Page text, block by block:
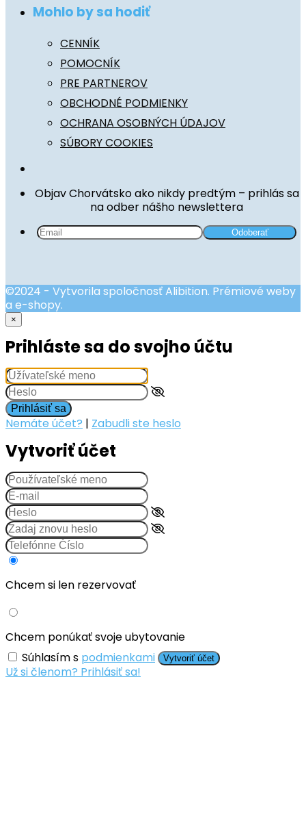
Mohlo by sa hodiť
CENNÍK
POMOCNÍK
PRE PARTNEROV
OBCHODNÉ PODMIENKY
OCHRANA OSOBNÝCH ÚDAJOV
SÚBORY COOKIES
Objav Chorvátsko ako nikdy predtým – prihlás sa
na odber nášho newslettera
©2024 - Vytvorila spoločnosť Alibition. Prémiové weby
a e-shopy.
×
Prihláste sa do svojho účtu
Prihlásiť sa
Nemáte účet? | Zabudli ste heslo
Vytvoriť účet
Chcem si len rezervovať
Chcem ponúkať svoje ubytovanie
Súhlasím s podmienkami Vytvoriť účet
Už si členom? Prihlásiť sa!